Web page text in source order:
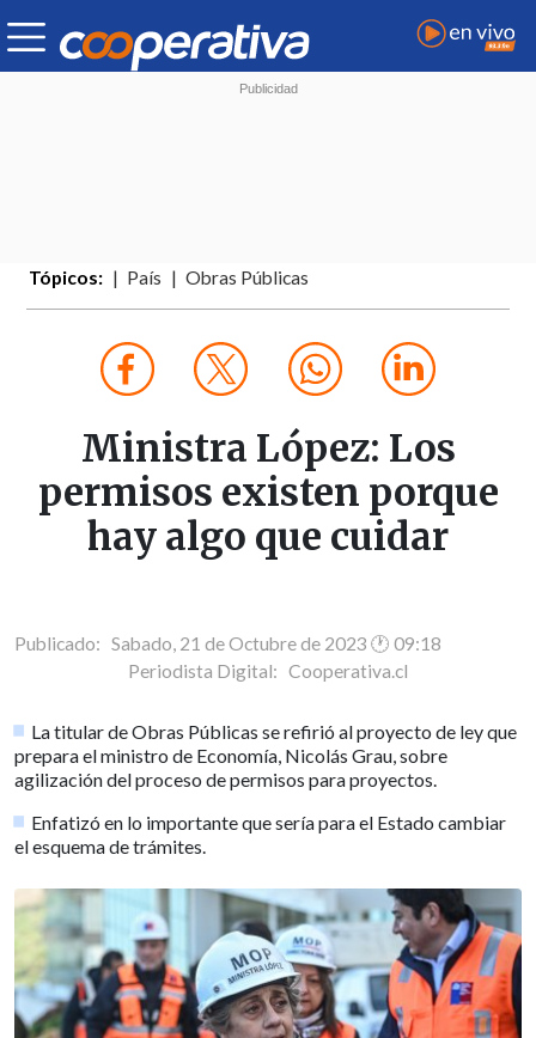
Tópicos: País Obras Públicas
Ministra López: Los
permisos existen porque
hay algo que cuidar
Publicado: Sabado, 21 de Octubre de 2023 🕐 09:18
Periodista Digital: Cooperativa.cl
La titular de Obras Públicas se refirió al proyecto de ley que
prepara el ministro de Economía, Nicolás Grau, sobre
agilización del proceso de permisos para proyectos.
Enfatizó en lo importante que sería para el Estado cambiar
el esquema de trámites.